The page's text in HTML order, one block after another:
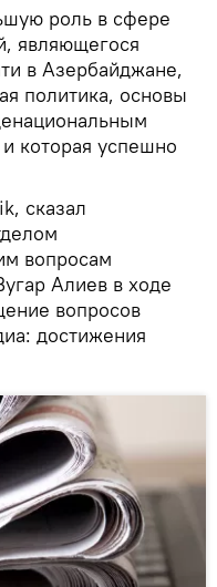
роль в сфере
являющегося
в Азербайджане,
политика, основы
которая успешно
сказал
вопросам
Алиев в ходе
вопросов
достижения